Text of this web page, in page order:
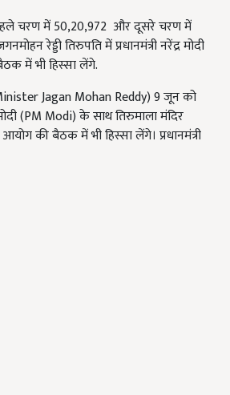
चरण में 50,20,972 और दूसरे चरण में
रेड्डी तिरुपति में प्रधानमंत्री नरेंद्र मोदी
में भी हिस्सा लेंगे.
Jagan Mohan Reddy) 9 जून को
(PM Modi) के साथ तिरुमाला मंदिर
की बैठक में भी हिस्सा लेंगे। प्रधानमंत्री